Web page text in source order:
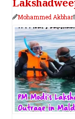
Mohammed Akbhar